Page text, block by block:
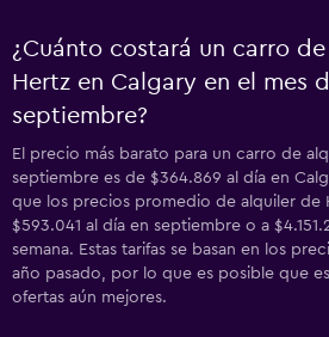
¿Cuánto costará un carro
Hertz en Calgary en el mes
septiembre?
El precio más barato para un carro de
septiembre es de $364.869 al día en
que los precios promedio de alquiler de
$593.041 al día en septiembre o a
semana. Estas tarifas se basan en los
año pasado, por lo que es posible que
ofertas aún mejores.